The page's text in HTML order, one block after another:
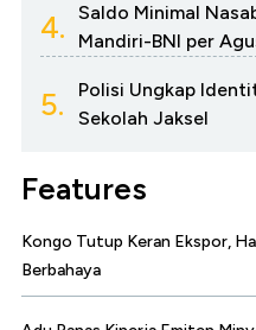
4.
Saldo Minimal
Mandiri-BNI per
5.
Polisi Ungkap
Sekolah Jaksel
Features
Kongo Tutup Keran Ekspor,
Berbahaya